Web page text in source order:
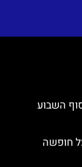
השבוע
חופשה